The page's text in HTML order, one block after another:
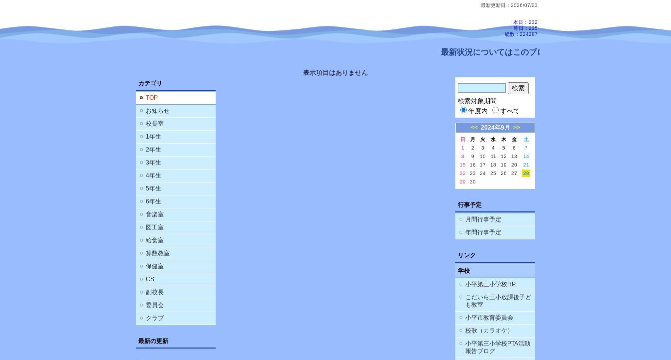
最新更新日：2026/07/23
本日： 232
昨日：235
総数：224287
最新状況についてはこのブログ、配信メールをご確認ください。
カテゴリ
TOP
お知らせ
校長室
1年生
2年生
3年生
4年生
5年生
6年生
音楽室
図工室
給食室
算数教室
保健室
CS
副校長
委員会
クラブ
最新の更新
表示項目はありません
検索対象期間
年度内
すべて
<< 2024年9月 >>
日 月 火 水 木 金
土
1
2 3 4 5 6
7
8
9 10 11 12 13
14
15
16 17 18 19 20
21
22
23 24 25 26 27
28
29
30
行事予定
月間行事予定
年間行事予定
リンク
学校
小平第三小学校HP
こだいら三小放課後子ど
も教室
小平市教育委員会
校歌（カラオケ）
小平第三小学校PTA活動
報告ブログ